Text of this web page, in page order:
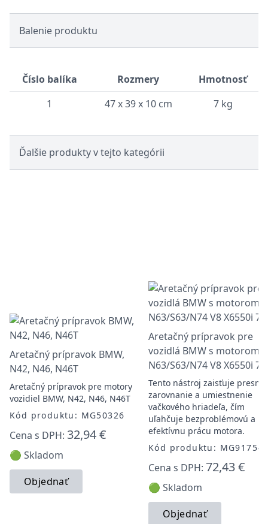
Balenie produktu
Číslo balíka Rozmery
Hmotnosť
1
47 x 39 x 10 cm 7 kg
Ďalšie produkty v tejto kategórii
Aretačný prípravok BMW,
N42, N46, N46T
Aretačný prípravok pre motory
vozidiel BMW, N42, N46, N46T
Kód produktu: MG50326
Cena s DPH: 32,94 €
🟢 Skladom
Objednať
Aretačný prípravok pre
vozidlá BMW s motorom
N63/S63/N74 V8 X6550i
Tento nástroj zaisťuje presné
zarovnanie a umiestnenie
vačkového hriadeľa, čím
uľahčuje bezproblémovú a
efektívnu prácu motora.
Kód produktu:
Cena s DPH: 72,43 €
🟢 Skladom
Objednať